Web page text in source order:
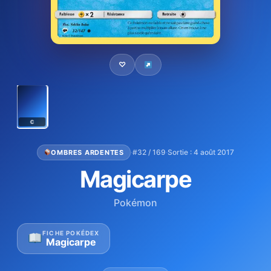
♡
C
OMBRES ARDENTES ·#32 / 169·Sortie : 4 août 2017
Magicarpe
Pokémon
FICHE POKÉDEX
Magicarpe